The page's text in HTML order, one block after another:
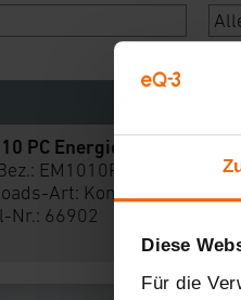
Diese
Für die
PC Energiemonitor,
EM1010PC
Art:
Nr.: 66902